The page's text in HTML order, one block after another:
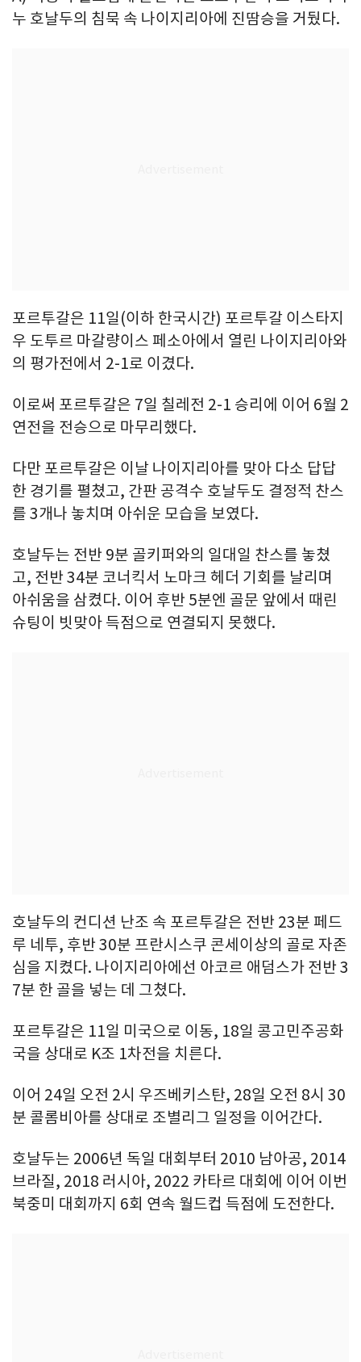
누 호날두의 침묵 속 나이지리아에 진땀승을 거뒀다.
포르투갈은 11일(이하 한국시간) 포르투갈 이스타지
우 도투르 마갈량이스 페소아에서 열린 나이지리아와
의 평가전에서 2-1로 이겼다.
이로써 포르투갈은 7일 칠레전 2-1 승리에 이어 6월 2
연전을 전승으로 마무리했다.
다만 포르투갈은 이날 나이지리아를 맞아 다소 답답
한 경기를 펼쳤고, 간판 공격수 호날두도 결정적 찬스
를 3개나 놓치며 아쉬운 모습을 보였다.
호날두는 전반 9분 골키퍼와의 일대일 찬스를 놓쳤
고, 전반 34분 코너킥서 노마크 헤더 기회를 날리며
아쉬움을 삼켰다. 이어 후반 5분엔 골문 앞에서 때린
슈팅이 빗맞아 득점으로 연결되지 못했다.
호날두의 컨디션 난조 속 포르투갈은 전반 23분 페드
루 네투, 후반 30분 프란시스쿠 콘세이상의 골로 자존
심을 지켰다. 나이지리아에선 아코르 애덤스가 전반 3
7분 한 골을 넣는 데 그쳤다.
포르투갈은 11일 미국으로 이동, 18일 콩고민주공화
국을 상대로 K조 1차전을 치른다.
이어 24일 오전 2시 우즈베키스탄, 28일 오전 8시 30
분 콜롬비아를 상대로 조별리그 일정을 이어간다.
호날두는 2006년 독일 대회부터 2010 남아공, 2014
브라질, 2018 러시아, 2022 카타르 대회에 이어 이번
북중미 대회까지 6회 연속 월드컵 득점에 도전한다.